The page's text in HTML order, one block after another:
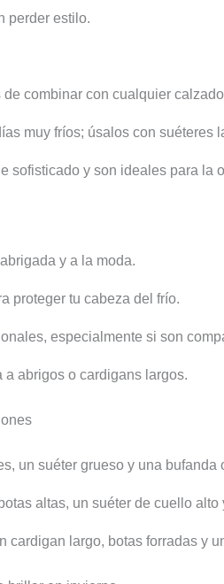
perder estilo.
combinar con cualquier
muy fríos; úsalos con suéteres
sofisticado y son ideales para la
y a la moda.
proteger tu cabeza del frío.
especialmente si son
a abrigos o cardigans largos.
un suéter grueso y una bufanda
altas, un suéter de cuello alto
cardigan largo, botas forradas y